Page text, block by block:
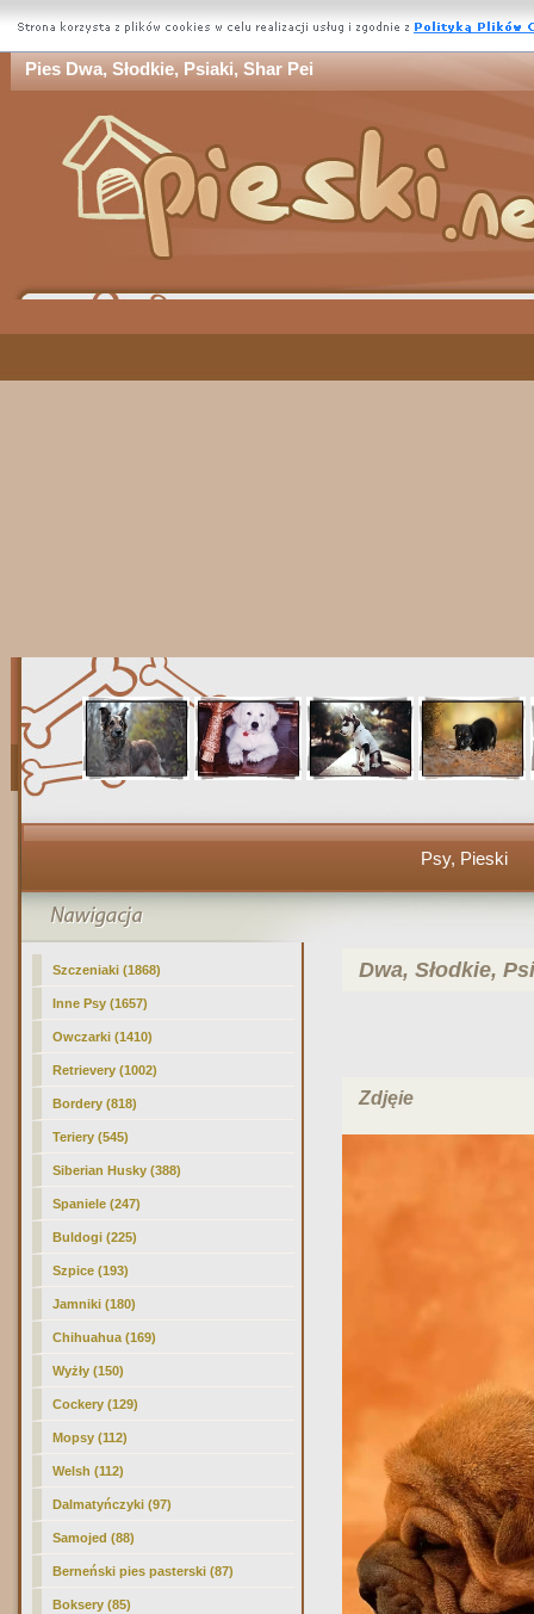
Pies Dwa, Słodkie, Psiaki, Shar Pei
Psy, Pieski
Szczeniaki (1868)
Inne Psy (1657)
Owczarki (1410)
Retrievery (1002)
Bordery (818)
Teriery (545)
Siberian Husky (388)
Spaniele (247)
Buldogi (225)
Szpice (193)
Jamniki (180)
Chihuahua (169)
Wyżły (150)
Cockery (129)
Mopsy (112)
Welsh (112)
Dalmatyńczyki (97)
Samojed (88)
Berneński pies pasterski (87)
Boksery (85)
Dwa, Słodkie,
Zdjęie